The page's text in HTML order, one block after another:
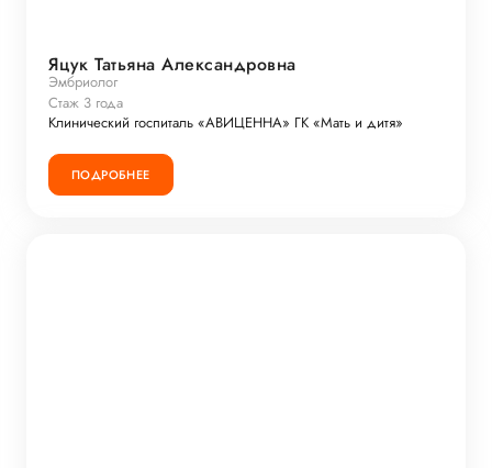
Яцук Татьяна Александровна
Эмбриолог
Стаж 3 года
Клинический госпиталь «АВИЦЕННА» ГК «Мать и дитя»
ПОДРОБНЕЕ